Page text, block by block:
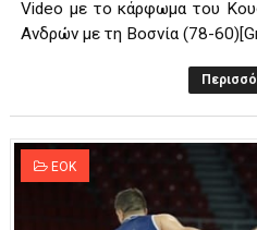
Video με το κάρφωμα του
Ανδρών με τη Βοσνία (78-
ΕΟΚ